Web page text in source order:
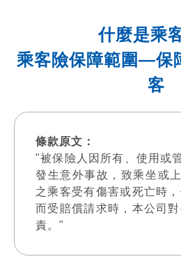
什麼是乘
乘客險保障範圍—保
客
條款原文：
"被保險人因所有、使用或
發生意外事故，致乘坐或
之乘客受有傷害或死亡時
而受賠償請求時，本公司
責。"